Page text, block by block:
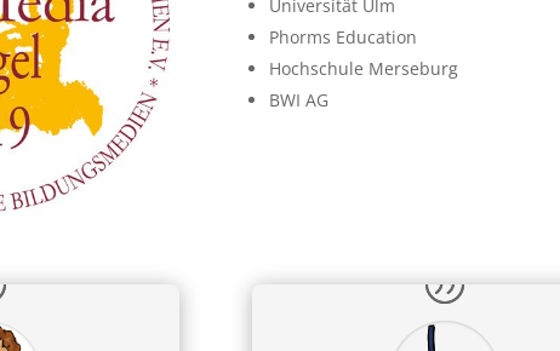
Universität Ulm
Phorms Education
Hochschule Merseburg
BWI AG